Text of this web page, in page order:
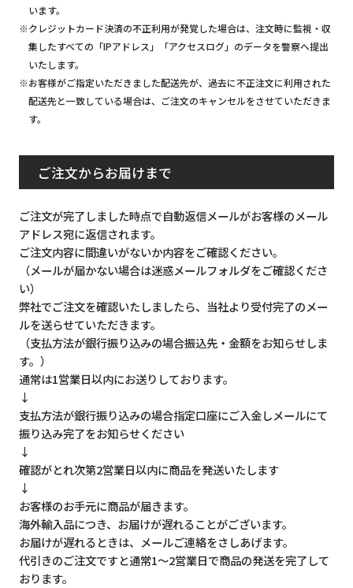
います。
※クレジットカード決済の不正利用が発覚した場合は、注文時に監視・収
集したすべての「IPアドレス」「アクセスログ」のデータを警察へ提出
いたします。
※お客様がご指定いただきました配送先が、過去に不正注文に利用された
配送先と一致している場合は、ご注文のキャンセルをさせていただきま
す。
ご注文からお届けまで
ご注文が完了しました時点で自動返信メールがお客様のメール
アドレス宛に返信されます。
ご注文内容に間違いがないか内容をご確認ください。
（メールが届かない場合は迷惑メールフォルダをご確認くださ
い）
弊社でご注文を確認いたしましたら、当社より受付完了のメー
ルを送らせていただきます。
（支払方法が銀行振り込みの場合振込先・金額をお知らせしま
す。）
通常は1営業日以内にお送りしております。
↓
支払方法が銀行振り込みの場合指定口座にご入金しメールにて
振り込み完了をお知らせください
↓
確認がとれ次第2営業日以内に商品を発送いたします
↓
お客様のお手元に商品が届きます。
海外輸入品につき、お届けが遅れることがございます。
お届けが遅れるときは、メールご連絡をさしあげます。
代引きのご注文ですと通常1～2営業日で商品の発送を完了して
おります。